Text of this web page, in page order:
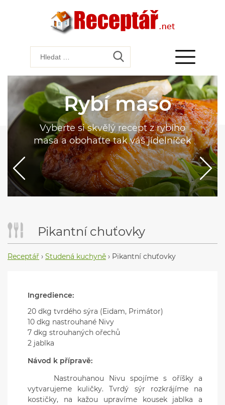
Rybí maso
Vyberte si skvělý recept z rybího
masa a obohaťte tak váš jídelníček
Pikantní chuťovky
Receptář › Studená kuchyně › Pikantní chuťovky
Ingredience:
20 dkg tvrdého sýra (Eidam, Primátor)
10 dkg nastrouhané Nivy
7 dkg strouhaných ořechů
2 jablka
Návod k přípravě:
Nastrouhanou Nivu spojíme s oříšky a
vytvarujeme kuličky. Tvrdý sýr rozkrájíme na
kostičky, na kažou upravíme kousek jablka a